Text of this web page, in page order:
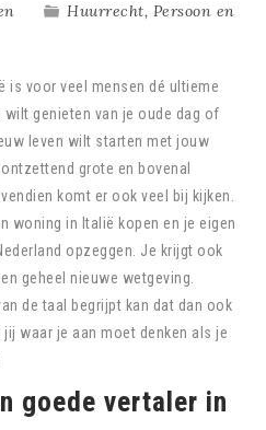
Huurrecht, Persoon en
is voor veel mensen dé ultieme
wilt genieten van je oude dag of
leven wilt starten met jouw
grote en bovenal
komt er ook veel bij kijken.
woning in Italië kopen en je eigen
opzeggen. Je krijgt ook
geheel nieuwe wetgeving.
de taal begrijpt kan dat dan ook
waar je aan moet denken als je
goede vertaler in